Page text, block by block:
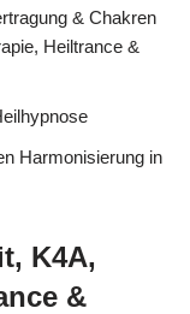
& Chakren
Heiltrance &
Harmonisierung in
K4A,
&